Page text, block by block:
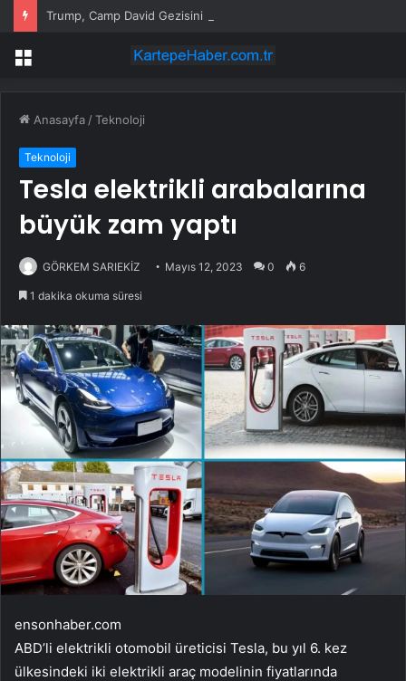
Trump, Camp David Gezisini Erteledi
Menü
Anasayfa /Teknoloji
Teknoloji
Tesla elektrikli arabalarına
büyük zam yaptı
GÖRKEM SARIEKİZ Mayıs 12, 2023 0 6
1 dakika okuma süresi
ensonhaber.com
ABD’li elektrikli otomobil üreticisi Tesla, bu yıl 6. kez
ülkesindeki iki elektrikli araç modelinin fiyatlarında